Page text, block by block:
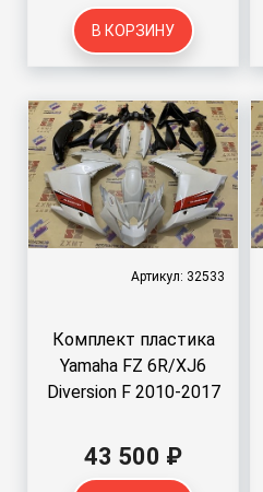
В КОРЗИНУ
Артикул: 32533
Комплект пластика
Yamaha FZ 6R/XJ6
Diversion F 2010-2017
43 500 ₽